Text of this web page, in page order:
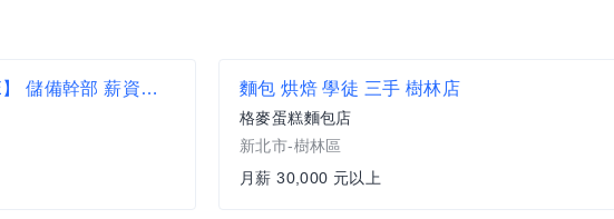
【饗饗 旭集 URBAN PARADISE】 儲備幹部 薪資面議 歡迎相關經驗者來挑戰【信義區】 麵包 烘焙 學徒 三手 樹林店
格麥蛋糕麵包店
新北市-樹林區
月薪 30,000 元以上